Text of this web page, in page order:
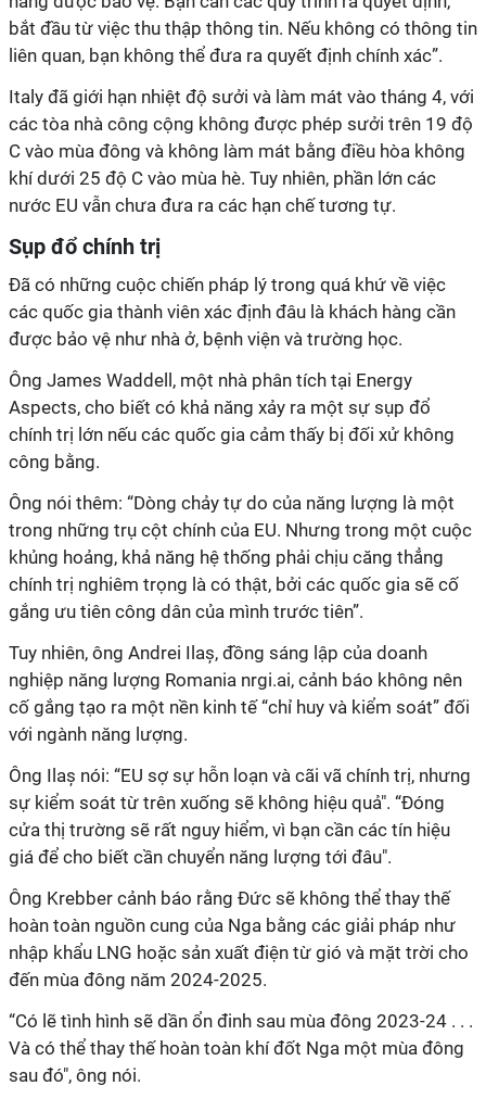
bắt đầu từ việc thu thập thông tin. Nếu không có thông tin
liên quan, bạn không thể đưa ra quyết định chính xác”.
Italy đã giới hạn nhiệt độ sưởi và làm mát vào tháng 4, với
các tòa nhà công cộng không được phép sưởi trên 19 độ
C vào mùa đông và không làm mát bằng điều hòa không
khí dưới 25 độ C vào mùa hè. Tuy nhiên, phần lớn các
nước EU vẫn chưa đưa ra các hạn chế tương tự.
Sụp đổ chính trị
Đã có những cuộc chiến pháp lý trong quá khứ về việc
các quốc gia thành viên xác định đâu là khách hàng cần
được bảo vệ như nhà ở, bệnh viện và trường học.
Ông James Waddell, một nhà phân tích tại Energy
Aspects, cho biết có khả năng xảy ra một sự sụp đổ
chính trị lớn nếu các quốc gia cảm thấy bị đối xử không
công bằng.
Ông nói thêm: “Dòng chảy tự do của năng lượng là một
trong những trụ cột chính của EU. Nhưng trong một cuộc
khủng hoảng, khả năng hệ thống phải chịu căng thẳng
chính trị nghiêm trọng là có thật, bởi các quốc gia sẽ cố
gắng ưu tiên công dân của mình trước tiên”.
Tuy nhiên, ông Andrei Ilaș, đồng sáng lập của doanh
nghiệp năng lượng Romania nrgi.ai, cảnh báo không nên
cố gắng tạo ra một nền kinh tế “chỉ huy và kiểm soát” đối
với ngành năng lượng.
Ông Ilaș nói: “EU sợ sự hỗn loạn và cãi vã chính trị, nhưng
sự kiểm soát từ trên xuống sẽ không hiệu quả". “Đóng
cửa thị trường sẽ rất nguy hiểm, vì bạn cần các tín hiệu
giá để cho biết cần chuyển năng lượng tới đâu".
Ông Krebber cảnh báo rằng Đức sẽ không thể thay thế
hoàn toàn nguồn cung của Nga bằng các giải pháp như
nhập khẩu LNG hoặc sản xuất điện từ gió và mặt trời cho
đến mùa đông năm 2024-2025.
“Có lẽ tình hình sẽ dần ổn đinh sau mùa đông 2023-24 . . .
Và có thể thay thế hoàn toàn khí đốt Nga một mùa đông
sau đó", ông nói.